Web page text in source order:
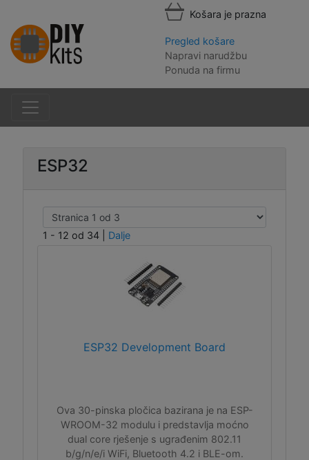
Košara je prazna
Pregled košare
Napravi narudžbu
Ponuda na firmu
ESP32
1 - 12 od 34 Dalje
ESP32 Development Board
Ova 30-pinska pločica bazirana je na ESP-
WROOM-32 modulu i predstavlja moćno
dual core rješenje s ugrađenim 802.11
b/g/n/e/i WiFi, Bluetooth 4.2 i BLE-om.